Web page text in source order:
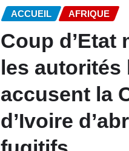
ACCUEIL AFRIQUE
Coup d’Etat
les autorités
accusent la
d’Ivoire